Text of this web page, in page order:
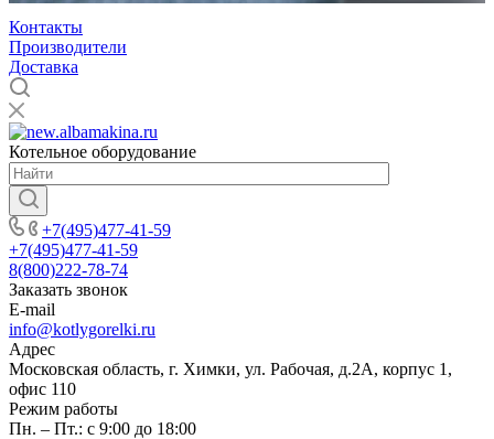
Контакты
Производители
Доставка
Котельное оборудование
+7(495)477-41-59
+7(495)477-41-59
8(800)222-78-74
Заказать звонок
E-mail
info@kotlygorelki.ru
Адрес
Московская область, г. Химки, ул. Рабочая, д.2А, корпус 1,
офис 110
Режим работы
Пн. – Пт.: с 9:00 до 18:00